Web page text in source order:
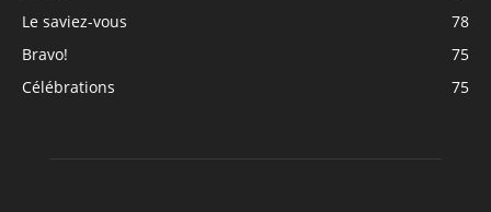
Le saviez-vous
78
Bravo!
75
Célébrations
75